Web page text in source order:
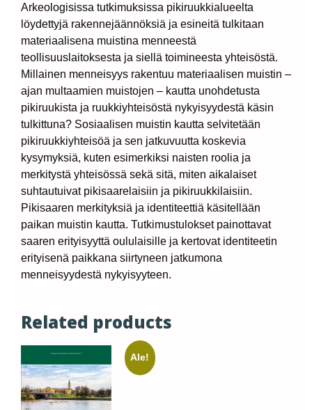
Arkeologisissa tutkimuksissa pikiruukkialueelta
löydettyjä rakennejäännöksiä ja esineitä tulkitaan
materiaalisena muistina menneestä
teollisuuslaitoksesta ja siellä toimineesta yhteisöstä.
Millainen menneisyys rakentuu materiaalisen muistin –
ajan multaamien muistojen – kautta unohdetusta
pikiruukista ja ruukkiyhteisöstä nykyisyydestä käsin
tulkittuna? Sosiaalisen muistin kautta selvitetään
pikiruukkiyhteisöä ja sen jatkuvuutta koskevia
kysymyksiä, kuten esimerkiksi naisten roolia ja
merkitystä yhteisössä sekä sitä, miten aikalaiset
suhtautuivat pikisaarelaisiin ja pikiruukkilaisiin.
Pikisaaren merkityksiä ja identiteettiä käsitellään
paikan muistin kautta. Tutkimustulokset painottavat
saaren erityisyyttä oululaisille ja kertovat identiteetin
erityisenä paikkana siirtyneen jatkumona
menneisyydestä nykyisyyteen.
Related products
Ale!